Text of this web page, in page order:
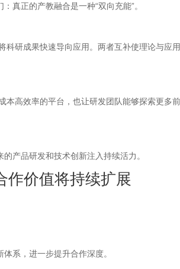
真正的产教融合是一种“双向充能”。
科研成果快速导向应用。两者互补使理论与应
本高效率的平台，也让研发团队能够探索更多
产品研发和技术创新注入持续活力。
作价值将持续扩展
系，进一步提升合作深度。